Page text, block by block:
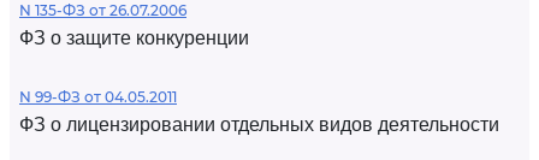
N 135-ФЗ от 26.07.2006
ФЗ о защите конкуренции
N 99-ФЗ от 04.05.2011
ФЗ о лицензировании отдельных видов деятельности